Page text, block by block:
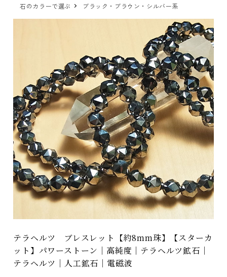
石のカラーで選ぶ
ブラック・ブラウン・シルバー系
テラヘルツ ブレスレット【約8mm珠】【スターカ
ット】パワーストーン｜高純度｜テラヘルツ鉱石｜
テラヘルツ｜人工鉱石｜電磁波